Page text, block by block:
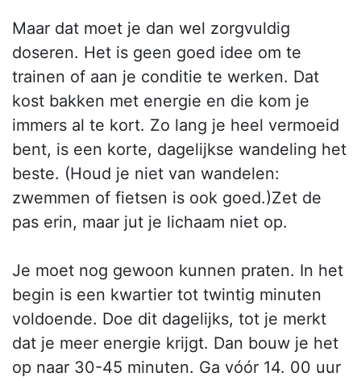
Maar dat moet je dan wel zorgvuldig
doseren. Het is geen goed idee om te
trainen of aan je conditie te werken. Dat
kost bakken met energie en die kom je
immers al te kort. Zo lang je heel vermoeid
bent, is een korte, dagelijkse wandeling het
beste. (Houd je niet van wandelen:
zwemmen of fietsen is ook goed.)Zet de
pas erin, maar jut je lichaam niet op.
Je moet nog gewoon kunnen praten. In het
begin is een kwartier tot twintig minuten
voldoende. Doe dit dagelijks, tot je merkt
dat je meer energie krijgt. Dan bouw je het
op naar 30-45 minuten. Ga vóór 14. 00 uur